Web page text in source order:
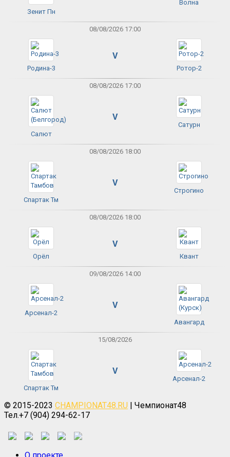
Зенит Пн
Волна
08/08/2026 17:00
Родина-3
V
Ротор-2
08/08/2026 17:00
Салют
V
Сатурн
08/08/2026 18:00
Спартак Тм
V
Строгино
08/08/2026 18:00
Орёл
V
Квант
09/08/2026 14:00
Арсенал-2
V
Авангард
15/08/2026
Спартак Тм
V
Арсенал-2
© 2015-2023 CHAMPIONAT48.RU | Чемпионат48
Тел.+7 (904) 294-62-17
О проекте